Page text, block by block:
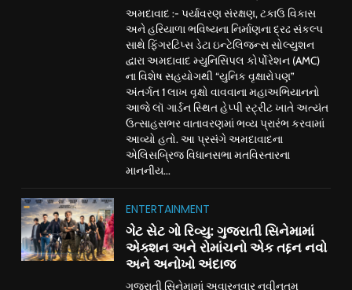
અમદાવાદ :- પર્યાવરણ સંરક્ષણ, ટકાઉ વિકાસ
અને હરિયાળા ભવિષ્યના નિર્માણના દ્રઢ સંકલ્પ
સાથે ફિંગરટિપ્સ ડેટા ઇન્ટેલિજન્સ સોલ્યુશન
દ્વારા અમદાવાદ મ્યુનિસિપલ કોર્પોરેશન (AMC)
ના વિશેષ સહયોગથી “યુનિક વૃક્ષારોપણ”
અંતર્ગત 1 લાખ વૃક્ષો વાવવાના મહાઅભિયાનનો
આજે લૉ ગાર્ડન સ્થિત હેપ્પી સ્ટ્રીટ ખાતે અત્યંત
ઉત્સાહસભર વાતાવરણમાં ભવ્ય પ્રારંભ કરવામાં
આવ્યો હતો. આ પ્રસંગે અમદાવાદના
એલિસબ્રિજ વિધાનસભા મતવિસ્તારના
માનનીય...
ENTERTAINMENT
ગેટ સેટ ગો રિવ્યુ: ગુજરાતી સિનેમામાં
એક્શન અને રોમાંચનો એક તદ્દન નવો
અને અનોખો અંદાજ
ગુજરાતી સિનેમામાં અવારનવાર નવીનતમ